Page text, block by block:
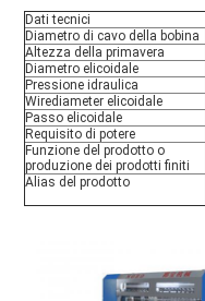
Dati tecnici
Diametro di cavo della bobina
Altezza della primavera
Diametro elicoidale
Pressione idraulica
Wirediameter elicoidale
Passo elicoidale
Requisito di potere
Funzione del prodotto o
produzione dei prodotti finiti
Alias del prodotto